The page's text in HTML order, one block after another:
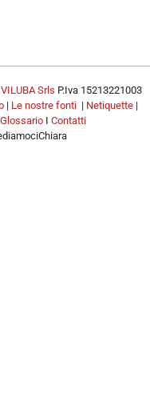
VILUBA Srls P.Iva 15213221003
| Le nostre fonti | Netiquette |
Glossario I Contatti